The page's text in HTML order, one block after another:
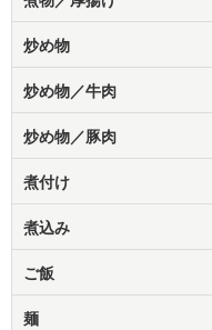
炒め物
炒め物／牛肉
炒め物／豚肉
煮付け
煮込み
ご飯
麺